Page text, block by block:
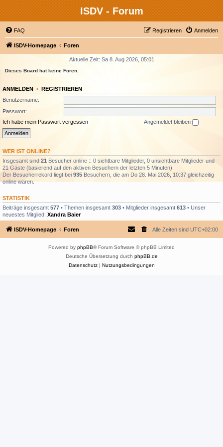
ISDV - Forum
FAQ Anmelden
Registrieren
ISDV-Homepage Foren
Aktuelle Zeit: Sa 8. Aug 2026, 05:01
Dieses Board hat keine Foren.
ANMELDEN • REGISTRIEREN
Benutzername:
Passwort:
Ich habe mein Passwort vergessen
Angemeldet bleiben
WER IST ONLINE?
Insgesamt sind 21 Besucher online :: 0 sichtbare Mitglieder, 0 unsichtbare Mitglieder und
21 Gäste (basierend auf den aktiven Besuchern der letzten 5 Minuten)
Der Besucherrekord liegt bei 935 Besuchern, die am Do 28. Mai 2026, 10:37 gleichzeitig
online waren.
STATISTIK
Beiträge insgesamt 577 • Themen insgesamt 303 • Mitglieder insgesamt 613 • Unser
neuestes Mitglied: Xandra Baier
ISDV-Homepage Foren Alle Zeiten sind UTC+02:00
Powered by phpBB® Forum Software © phpBB Limited
Deutsche Übersetzung durch phpBB.de
Datenschutz| Nutzungsbedingungen